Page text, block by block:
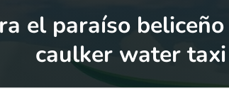
el paraíso
caulker water taxi